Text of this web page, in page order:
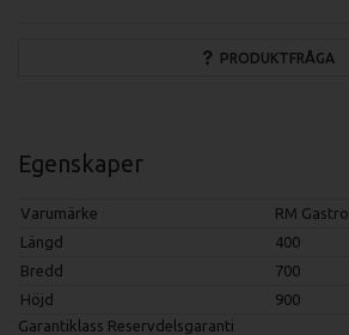
PRODUKTFRÅGA
Egenskaper
Varumärke
RM Gastro
Längd
400
Bredd
700
Höjd
900
Garantiklass Reservdelsgaranti